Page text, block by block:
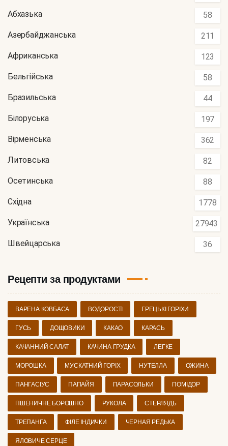
Абхазька 58
Азербайджанська 211
Африканська 123
Бельгійська 58
Бразильська 44
Білоруська 197
Вірменська 362
Литовська 82
Осетинська 88
Східна 1778
Українська 27943
Швейцарська 36
Рецепти за продуктами
ВАРЕНА КОВБАСА ВОДОРОСТІ ГРЕЦЬКІ ГОРІХИ
ГУСЬ ДОЩОВИКИ КАКАО КАРАСЬ
КАЧАННИЙ САЛАТ КАЧИНА ГРУДКА ЛЕГКЕ
МОРОШКА МУСКАТНИЙ ГОРІХ НУТЕЛЛА ОЖИНА
ПАНГАСІУС ПАПАЙЯ ПАРАСОЛЬКИ ПОМІДОР
ПШЕНИЧНЕ БОРОШНО РУКОЛА СТЕРЛЯДЬ
ТРЕПАНГА ФІЛЕ ІНДИЧКИ ЧЕРНАЯ РЕДЬКА
ЯЛОВИЧЕ СЕРЦЕ